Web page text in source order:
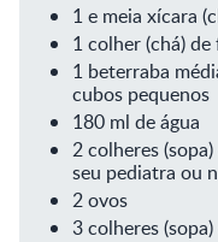
1 e meia xícara
1 colher (chá)
1 beterraba
cubos pequenos
180 ml de água
2 colheres
seu pediatra ou
2 ovos
3 colheres